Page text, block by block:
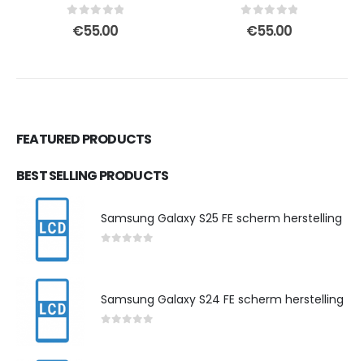
out of 5
€55.00 out of 5
€55.00
FEATURED PRODUCTS
BEST SELLING PRODUCTS
Samsung Galaxy S25 FE scherm herstelling
Samsung Galaxy S24 FE scherm herstelling